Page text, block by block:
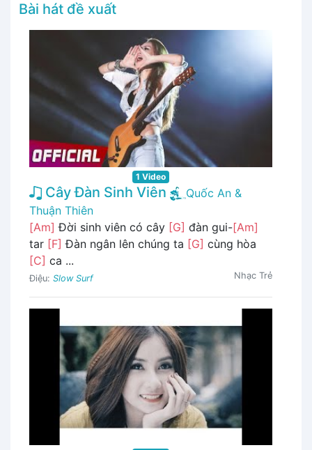
Bài hát đề xuất
1 Video
Cây Đàn Sinh Viên
Quốc An &
Thuận Thiên
[Am] Đời sinh viên có cây [G] đàn gui-[Am]
tar [F] Đàn ngân lên chúng ta [G] cùng hòa
[C] ca ...
Điệu: Slow Surf Nhạc Trẻ